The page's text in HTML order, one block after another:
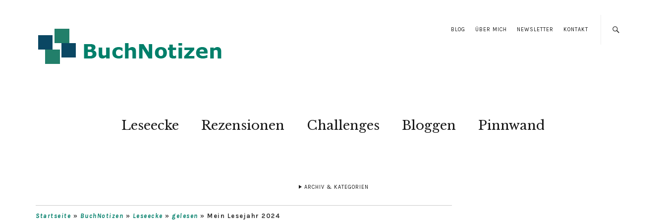
BLOG ÜBER MICH NEWSLETTER KONTAKT
Leseecke Rezensionen Challenges Bloggen Pinnwand
ARCHIV & KATEGORIEN
Startseite » BuchNotizen » Leseecke » gelesen » Mein Lesejahr 2024